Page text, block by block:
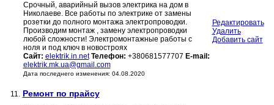
Срочный, аварийный вызов электрика на дом в
Николаеве. Все работы по электрике от замены
розетки до полного монтажа электропроводки.
Производим монтаж , замену электропроводки
любой сложности! Электромонтажные работы с
ноля и под ключ в новостроях
Сайт: elektrik.in.net Телефон: +380681577707 E-mail:
elektrik.mk.ua@gmail.com
Дата последнего изменения: 04.08.2020
Редактировать
Удалить
Добавить сайт
11. Ремонт по прайсу